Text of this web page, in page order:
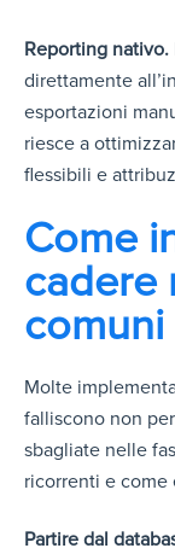
Reporting nativo.
direttamente
esportazioni
riesce a
flessibili e
Come
cadere
comuni
Molte
falliscono non
sbagliate nelle
ricorrenti e come
Partire dal